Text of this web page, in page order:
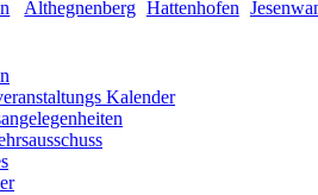
Kalender